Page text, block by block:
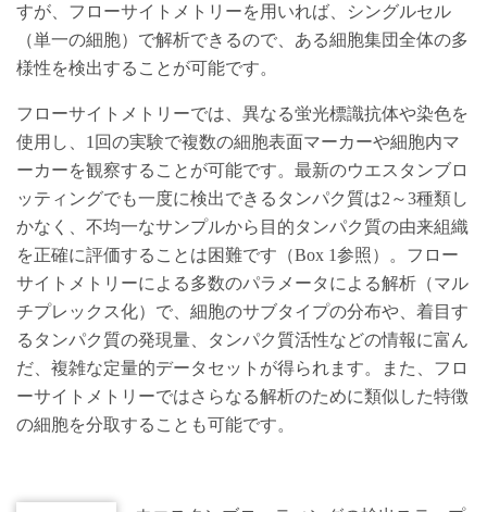
すが、フローサイトメトリーを用いれば、シングルセル
（単一の細胞）で解析できるので、ある細胞集団全体の多
様性を検出することが可能です。
フローサイトメトリーでは、異なる蛍光標識抗体や染色を
使用し、1回の実験で複数の細胞表面マーカーや細胞内マ
ーカーを観察することが可能です。最新のウエスタンブロ
ッティングでも一度に検出できるタンパク質は2～3種類し
かなく、不均一なサンプルから目的タンパク質の由来組織
を正確に評価することは困難です（Box 1参照）。フロー
サイトメトリーによる多数のパラメータによる解析（マル
チプレックス化）で、細胞のサブタイプの分布や、着目す
るタンパク質の発現量、タンパク質活性などの情報に富ん
だ、複雑な定量的データセットが得られます。また、フロ
ーサイトメトリーではさらなる解析のために類似した特徴
の細胞を分取することも可能です。